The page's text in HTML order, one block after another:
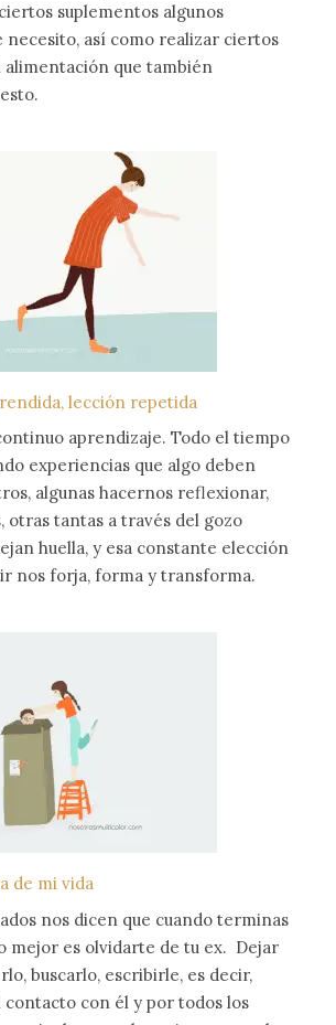
suplementos algunos
necesito, así como realizar ciertos
alimentación que también
lección repetida
aprendizaje. Todo el tiempo
experiencias que algo deben
algunas hacernos reflexionar,
otras tantas a través del gozo
huella, y esa constante elección
nos forja, forma y transforma.
de mi vida
nos dicen que cuando terminas
mejor es olvidarte de tu ex. Dejar
buscarlo, escribirle, es decir,
con él y por todos los